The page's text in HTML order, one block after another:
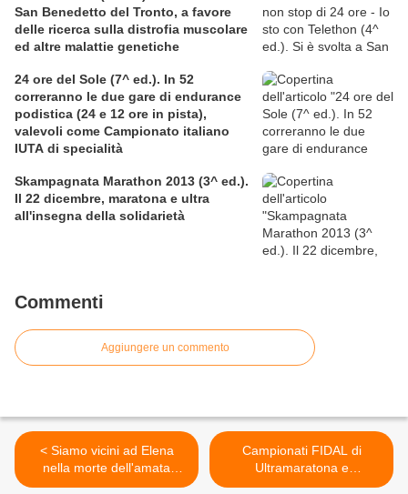
San Benedetto del Tronto, a favore
delle ricerca sulla distrofia muscolare
ed altre malattie genetiche
24 ore del Sole (7^ ed.). In 52
correranno le due gare di endurance
podistica (24 e 12 ore in pista),
valevoli come Campionato italiano
IUTA di specialità
Skampagnata Marathon 2013 (3^ ed.).
Il 22 dicembre, maratona e ultra
all'insegna della solidarietà
Commenti
Aggiungere un commento
< Siamo vicini ad Elena
nella morte dell'amata
nonna Giuseppa
Campionati FIDAL di
Ultramaratona e
Campionati Italiani IUTA: